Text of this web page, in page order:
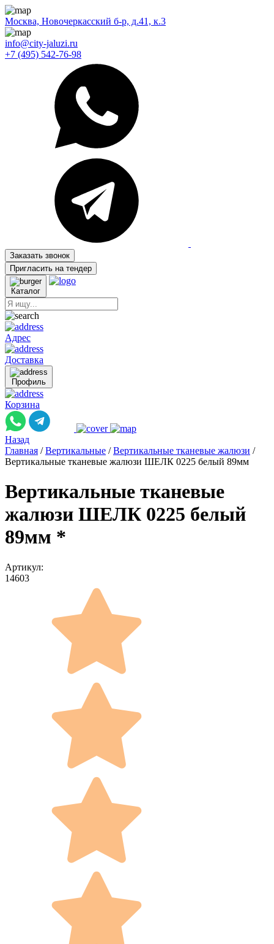
Москва, Новочеркасский б-р, д.41, к.3
info@city-jaluzi.ru
+7 (495) 542-76-98
Заказать звонок
Пригласить на тендер
Каталог
Адрес
Доставка
Профиль
Корзина
Назад
Главная / Вертикальные / Вертикальные тканевые жалюзи /
Вертикальные тканевые жалюзи ШЕЛК 0225 белый 89мм
Вертикальные тканевые
жалюзи ШЕЛК 0225 белый
89мм *
Артикул:
14603